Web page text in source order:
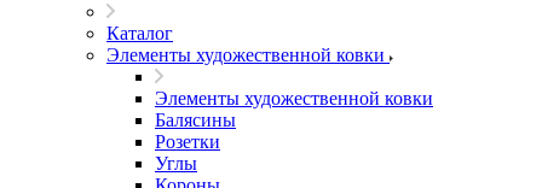
Каталог
Элементы художественной ковки
Элементы художественной ковки
Балясины
Розетки
Углы